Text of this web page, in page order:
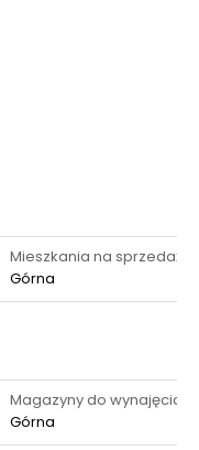
Mieszkania na sprzedaż
Górna
Magazyny do wynajęcia
Górna